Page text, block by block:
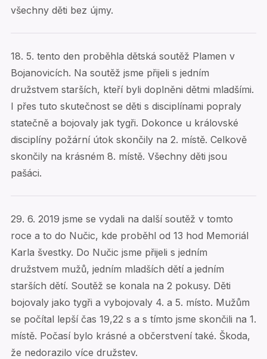
všechny děti bez újmy.
18. 5. tento den proběhla dětská soutěž Plamen v
Bojanovicích. Na soutěž jsme přijeli s jedním
družstvem starších, kteří byli doplněni dětmi mladšími.
I přes tuto skutečnost se děti s disciplínami popraly
statečně a bojovaly jak tygři. Dokonce u královské
disciplíny požární útok skončily na 2. místě. Celkově
skončily na krásném 8. místě. Všechny děti jsou
pašáci.
29. 6. 2019 jsme se vydali na další soutěž v tomto
roce a to do Nučic, kde proběhl od 13 hod Memoriál
Karla švestky. Do Nučic jsme přijeli s jedním
družstvem mužů, jedním mladších dětí a jedním
starších dětí. Soutěž se konala na 2 pokusy. Děti
bojovaly jako tygři a vybojovaly 4. a 5. místo. Mužům
se počítal lepší čas 19,22 s a s tímto jsme skončili na 1.
místě. Počasí bylo krásné a občerstvení také. Škoda,
že nedorazilo více družstev.